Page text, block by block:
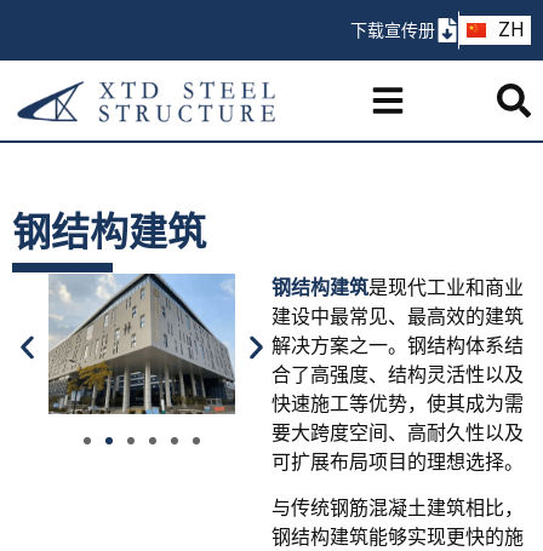
下载宣传册 ZH
PT
钢结构建筑
钢结构建筑是现代工业和商业
建设中最常见、最高效的建筑
解决方案之一。钢结构体系结
合了高强度、结构灵活性以及
快速施工等优势，使其成为需
要大跨度空间、高耐久性以及
可扩展布局项目的理想选择。
与传统钢筋混凝土建筑相比，
钢结构建筑能够实现更快的施